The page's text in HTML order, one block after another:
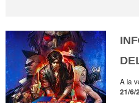
A la
21/6/